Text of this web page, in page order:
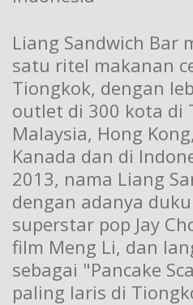
Liang Sandwich Bar
satu ritel makanan
Tiongkok, dengan
outlet di 300 kota di
Malaysia, Hong
Kanada dan di
2013, nama Liang
dengan adanya
superstar pop Jay
film Meng Li, dan
sebagai "Pancake
paling laris di